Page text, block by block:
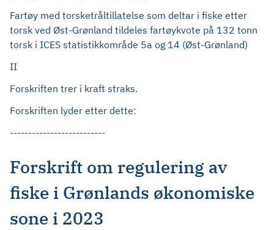
Fartøy med torsketråltillatelse som deltar i fiske etter
torsk ved Øst-Grønland tildeles fartøykvote på 132 tonn
torsk i ICES statistikkområde 5a og 14 (Øst-Grønland)
II
Forskriften trer i kraft straks.
Forskriften lyder etter dette:
--------------------------
Forskrift om regulering av
fiske i Grønlands økonomiske
sone i 2023